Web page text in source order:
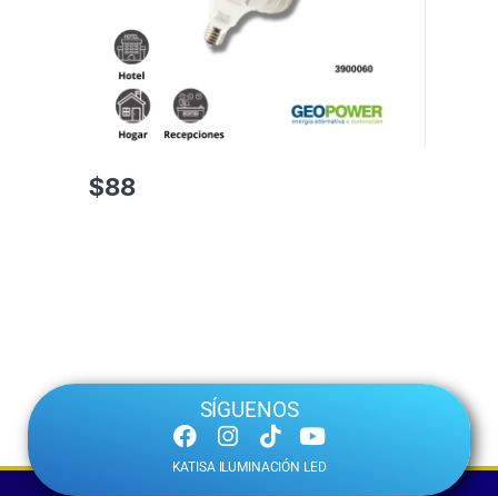
$88
SÍGUENOS
KATISA ILUMINACIÓN LED